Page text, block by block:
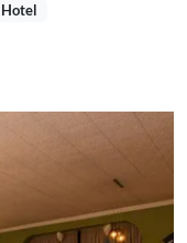
Hotel